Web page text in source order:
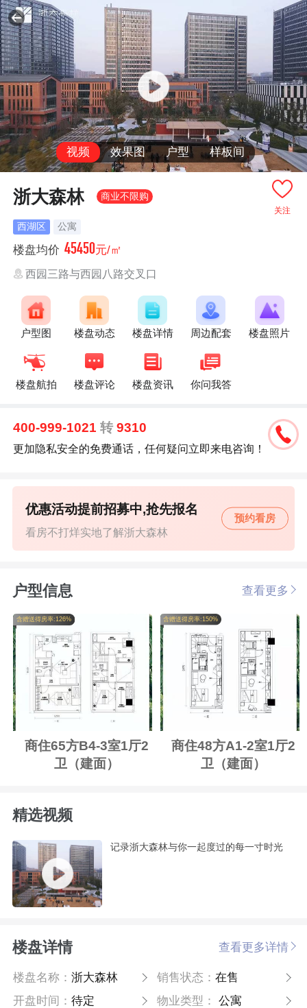
视频 效果图 户型 样板间
关注
浙大森林 商业不限购
西湖区 公寓
楼盘均价 45450元/㎡
西园三路与西园八路交叉口
户型图 楼盘动态 楼盘详情 周边配套 楼盘照片
楼盘航拍 楼盘评论 楼盘资讯 你问我答
400-999-1021转 9310
更加隐私安全的免费通话，任何疑问立即来电咨询！
看房不打烊实地了解浙大森林
优惠活动提前招募中,抢先报名
预约看房
户型信息 查看更多
含赠送得房率:126%
商住65方B4-3室1厅2
卫（建面）
含赠送得房率:150%
商住48方A1-2室1厅2
卫（建面）
精选视频
记录浙大森林与你一起度过的每一寸时光
楼盘详情 查看更多详情
楼盘名称：浙大森林 销售状态： 在售
开盘时间：待定 物业类型：
公寓